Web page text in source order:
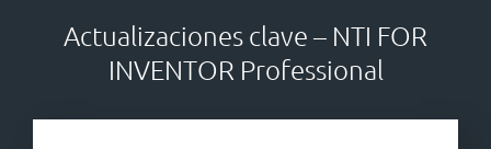
Actualizaciones clave – NTI FOR
INVENTOR Professional